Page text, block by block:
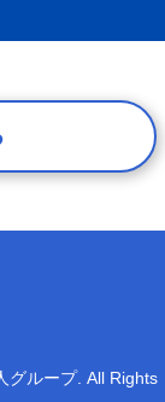
の取り扱いに
他の関連法
保つよう努め
ツへのアク
グループ. All Rights